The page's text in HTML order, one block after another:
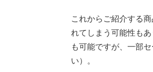
これからご紹介する
れてしまう可能性も
も可能ですが、一部
い）。